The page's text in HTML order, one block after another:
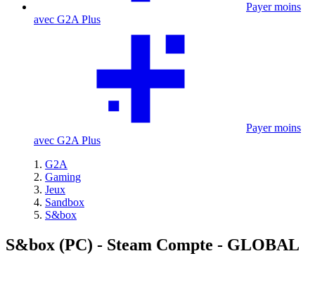
Payer moins
avec G2A Plus
Payer moins
avec G2A Plus
G2A
Gaming
Jeux
Sandbox
S&box
S&box (PC) - Steam Compte - GLOBAL